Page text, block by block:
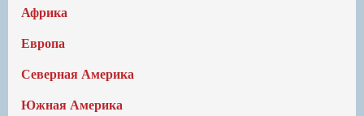
Африка
Европа
Северная Америка
Южная Америка